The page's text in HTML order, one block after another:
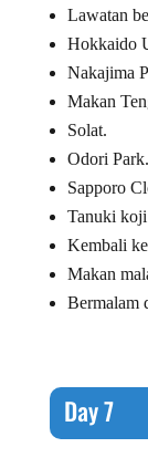
Lawatan
Hokkaido
Nakajima
Makan
Solat.
Odori Park.
Sapporo
Tanuki
Kembali
Makan
Bermalam
Day 7